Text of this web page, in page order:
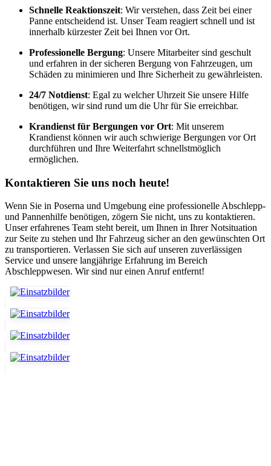
Schnelle Reaktionszeit: Wir verstehen, dass Zeit bei einer
Panne entscheidend ist. Unser Team reagiert schnell und ist
innerhalb kürzester Zeit bei Ihnen vor Ort.
Professionelle Bergung: Unsere Mitarbeiter sind geschult
und erfahren in der sicheren Bergung von Fahrzeugen, um
Schäden zu minimieren und Ihre Sicherheit zu gewährleisten.
24/7 Notdienst: Egal zu welcher Uhrzeit Sie unsere Hilfe
benötigen, wir sind rund um die Uhr für Sie erreichbar.
Krandienst für Bergungen vor Ort: Mit unserem
Krandienst können wir auch schwierige Bergungen vor Ort
durchführen und Ihre Weiterfahrt schnellstmöglich
ermöglichen.
Kontaktieren Sie uns noch heute!
Wenn Sie in Poserna und Umgebung eine professionelle Abschlepp-
und Pannenhilfe benötigen, zögern Sie nicht, uns zu kontaktieren.
Unser erfahrenes Team steht bereit, um Ihnen in Ihrer Notsituation
zur Seite zu stehen und Ihr Fahrzeug sicher an den gewünschten Ort
zu transportieren. Verlassen Sie sich auf unseren zuverlässigen
Service und unsere langjährige Erfahrung im Bereich
Abschleppwesen. Wir sind nur einen Anruf entfernt!